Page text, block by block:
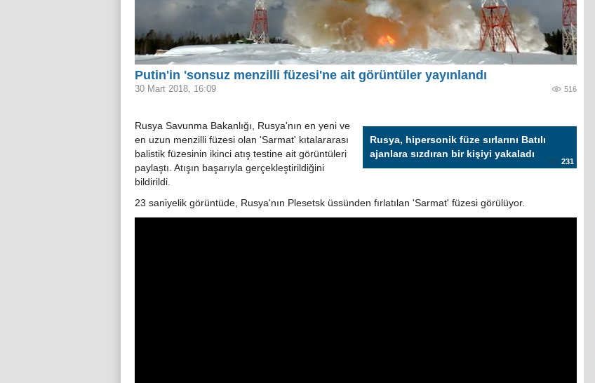
Putin'in 'sonsuz menzilli füzesi'ne ait görüntüler yayınlandı
30 Mart 2018, 16:09 516
Rusya, hipersonik füze sırlarını Batılı
ajanlara sızdıran bir kişiyi yakaladı
231
Rusya Savunma Bakanlığı, Rusya'nın en yeni ve
en uzun menzilli füzesi olan 'Sarmat' kıtalararası
balistik füzesinin ikinci atış testine ait görüntüleri
paylaştı. Atışın başarıyla gerçekleştirildiğini
bildirildi.
23 saniyelik görüntüde, Rusya'nın Plesetsk üssünden fırlatılan 'Sarmat' füzesi görülüyor.